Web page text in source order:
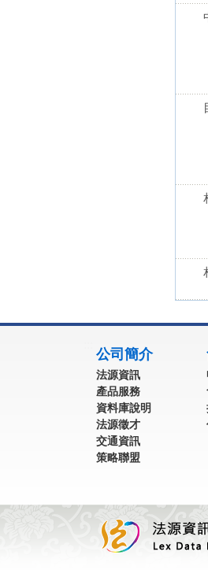
公司簡介
法源資訊
產品服務
資料庫說明
法源徵才
交通資訊
策略聯盟